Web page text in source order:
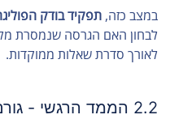
במצב כזה, תפקיד בודק
לבחון האם הגרסה שנמסרת
לאורך סדרת שאלות ממוקדות.
2.2 הממד הרגשי - גורם ייחודי שמשנה הכל